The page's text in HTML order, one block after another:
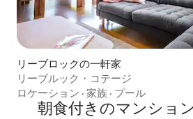
リーブロックの一軒家
リーブルック・コテージ
ロケーション · 家族 · プール
朝食付きのマンショ